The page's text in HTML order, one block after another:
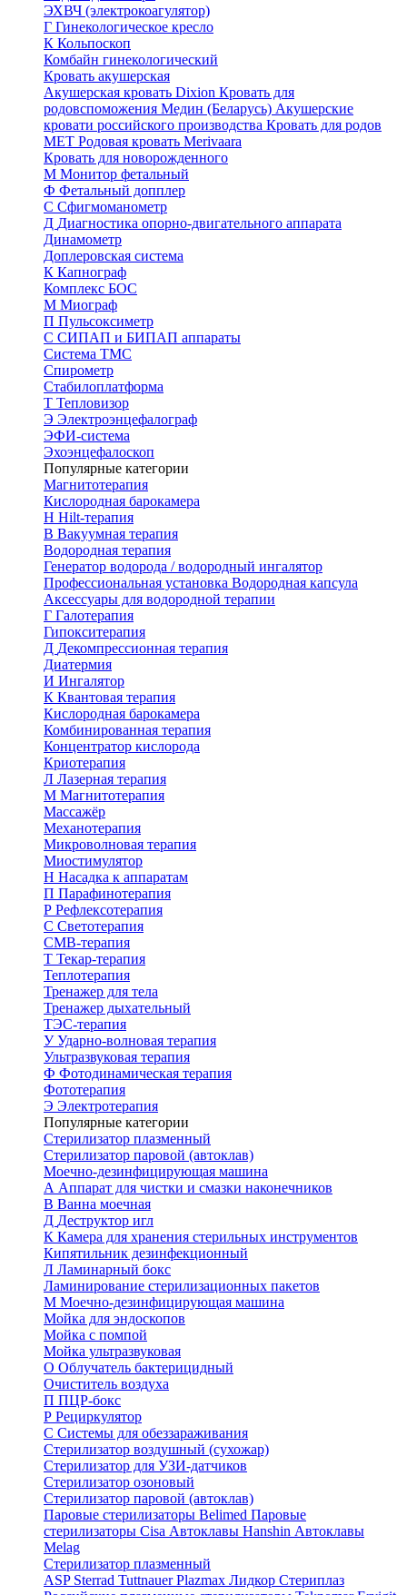
ЭХВЧ (электрокоагулятор)
Г Гинекологическое кресло
К Кольпоскоп
Комбайн гинекологический
Кровать акушерская
Акушерская кровать Dixion Кровать для
родовспоможения Медин (Беларусь) Акушерские
кровати российского производства Кровать для родов
МЕТ Родовая кровать Merivaara
Кровать для новорожденного
М Монитор фетальный
Ф Фетальный допплер
C Cфигмоманометр
Д Диагностика опорно-двигательного аппарата
Динамометр
Доплеровская система
К Капнограф
Комплекс БОС
М Миограф
П Пульсоксиметр
С СИПАП и БИПАП аппараты
Система ТМС
Спирометр
Стабилоплатформа
Т Тепловизор
Э Электроэнцефалограф
ЭФИ-система
Эхоэнцефалоскоп
Популярные категории
Магнитотерапия
Кислородная барокамера
H Hilt-терапия
В Вакуумная терапия
Водородная терапия
Генератор водорода / водородный ингалятор
Профессиональная установка Водородная капсула
Аксессуары для водородной терапии
Г Галотерапия
Гипокситерапия
Д Декомпрессионная терапия
Диатермия
И Ингалятор
К Квантовая терапия
Кислородная барокамера
Комбинированная терапия
Концентратор кислорода
Криотерапия
Л Лазерная терапия
М Магнитотерапия
Массажёр
Механотерапия
Микроволновая терапия
Миостимулятор
Н Насадка к аппаратам
П Парафинотерапия
Р Рефлексотерапия
С Светотерапия
СМВ-терапия
Т Текар-терапия
Теплотерапия
Тренажер для тела
Тренажер дыхательный
ТЭС-терапия
УУдарно-волновая терапия
Ультразвуковая терапия
Ф Фотодинамическая терапия
Фототерапия
Э Электротерапия
Популярные категории
Стерилизатор плазменный
Стерилизатор паровой (автоклав)
Моечно-дезинфицирующая машина
А Аппарат для чистки и смазки наконечников
В Ванна моечная
Д Деструктор игл
К Камера для хранения стерильных инструментов
Кипятильник дезинфекционный
Л Ламинарный бокс
Ламинирование стерилизационных пакетов
М Моечно-дезинфицирующая машина
Мойка для эндоскопов
Мойка с помпой
Мойка ультразвуковая
О Облучатель бактерицидный
Очиститель воздуха
П ПЦР-бокс
Р Рециркулятор
С Системы для обеззараживания
Стерилизатор воздушный (сухожар)
Стерилизатор для УЗИ-датчиков
Стерилизатор озоновый
Стерилизатор паровой (автоклав)
Паровые стерилизаторы Belimed Паровые
стерилизаторы Cisa Автоклавы Hanshin Автоклавы
Melag
Стерилизатор плазменный
ASP Sterrad Tuttnauer Plazmax Лидкор Стериплаз